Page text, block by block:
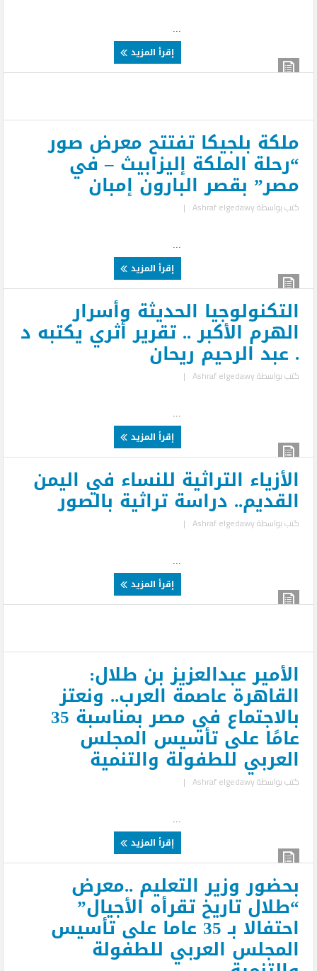
إقرأ المزيد
ملكة بلجيكا تفتتح معرض صور
“رحلة الملكة إليزابيث – في
مصر” بقصر البارون إمبان
كتب بواسطةAshraf elgedawy
|
إقرأ المزيد
التكنولوجيا الحديثة وأسرار
الهرم الأكبر .. تقرير أثري يكتبه د
. عبد الرحيم ريحان
كتب بواسطةAshraf elgedawy
|
إقرأ المزيد
الأزياء التراثية للنساء في اليمن
القديم.. دراسة تراثية بالصور
كتب بواسطةAshraf elgedawy
|
إقرأ المزيد
الأمير عبدالعزيز بن طلال:
القاهرة عاصمة العرب.. ونعتز
بالاجتماع في مصر بمناسبة 35
عامًا على تأسيس المجلس
العربي للطفولة والتنمية
كتب بواسطةAshraf elgedawy
|
إقرأ المزيد
بحضور وزير التعليم ..معرض
“طلال تاريخ تقرأه الأجيال”
احتفالا بـ 35 عاما على تأسيس
المجلس العربي للطفولة